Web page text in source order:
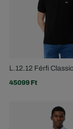
L.12.12 Férfi
45099 Ft